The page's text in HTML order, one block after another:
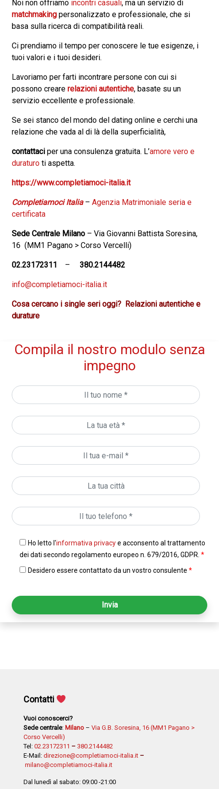
Noi non offriamo incontri casuali, ma un servizio di
matchmaking personalizzato e professionale, che si
basa sulla ricerca di compatibilità reali.
Ci prendiamo il tempo per conoscere le tue esigenze, i
tuoi valori e i tuoi desideri.
Lavoriamo per farti incontrare persone con cui si
possono creare relazioni autentiche, basate su un
servizio eccellente e professionale.
Se sei stanco del mondo del dating online e cerchi una
relazione che vada al di là della superficialità,
contattaci per una consulenza gratuita. L’amore vero e
duraturo ti aspetta.
https://www.completiamoci-italia.it
Completiamoci Italia– Agenzia Matrimoniale seria e
certificata
Sede Centrale Milano – Via Giovanni Battista Soresina,
16 (MM1 Pagano > Corso Vercelli)
02.23172311 – 380.2144482
info@completiamoci-italia.it
Cosa cercano i single seri oggi? Relazioni autentiche e
durature
Compila il nostro modulo senza
impegno
Ho letto l'informativa privacye acconsento al trattamento
dei dati secondo regolamento europeo n. 679/2016, GDPR. *
Desidero essere contattato da un vostro consulente *
Contatti
Vuoi conoscerci?
Sede centrale: Milano – Via G.B. Soresina, 16 (MM1 Pagano >
Corso Vercelli)
Tel: 02.23172311 – 380.2144482
E-Mail: direzione@completiamoci-italia.it –
milano@completiamoci-italia.it
Dal lunedì al sabato: 09:00 -21:00